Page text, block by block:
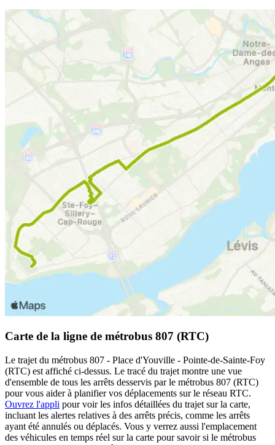
Carte de la ligne de métrobus 807 (RTC)
Le trajet du métrobus 807 - Place d'Youville - Pointe-de-Sainte-Foy
(RTC) est affiché ci-dessus. Le tracé du trajet montre une vue
d'ensemble de tous les arrêts desservis par le métrobus 807 (RTC)
pour vous aider à planifier vos déplacements sur le réseau RTC.
Ouvrez l'appli pour voir les infos détaillées du trajet sur la carte,
incluant les alertes relatives à des arrêts précis, comme les arrêts
ayant été annulés ou déplacés. Vous y verrez aussi l'emplacement
des véhicules en temps réel sur la carte pour savoir si le métrobus